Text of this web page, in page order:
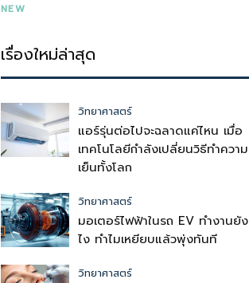
NEW
เรื่องใหม่ล่าสุด
วิทยาศาสตร์
แอร์รุ่นต่อไปจะฉลาดแค่ไหน เมื่อ
เทคโนโลยีกำลังเปลี่ยนวิธีทำความ
เย็นทั้งโลก
วิทยาศาสตร์
มอเตอร์ไฟฟ้าในรถ EV ทำงานยัง
ไง ทำไมเหยียบแล้วพุ่งทันที
วิทยาศาสตร์